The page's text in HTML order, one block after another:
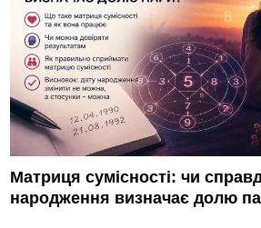
Матриця сумісності: чи
народження визначає долю